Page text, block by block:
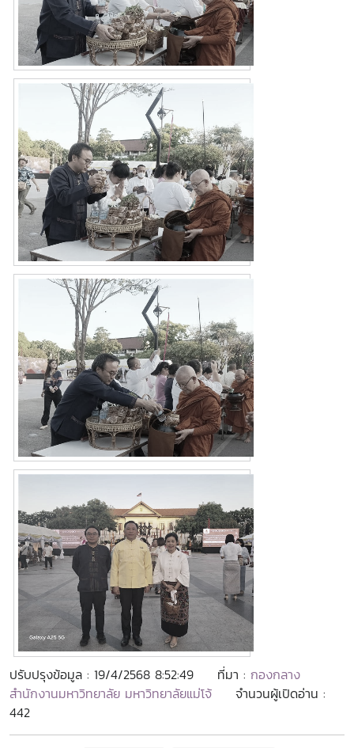
ปรับปรุงข้อมูล : 19/4/2568 8:52:49 ที่มา : กองกลาง
สำนักงานมหาวิทยาลัย มหาวิทยาลัยแม่โจ้
จำนวนผู้เปิดอ่าน :
442